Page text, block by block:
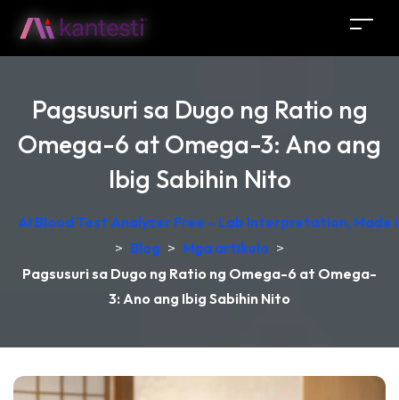
Pagsusuri sa Dugo ng Ratio ng
Omega-6 at Omega-3: Ano ang
Ibig Sabihin Nito
AI Blood Test Analyzer Free – Lab Interpretation, Made
> Blog > Mga artikulo >
Pagsusuri sa Dugo ng Ratio ng Omega-6 at Omega-
3: Ano ang Ibig Sabihin Nito